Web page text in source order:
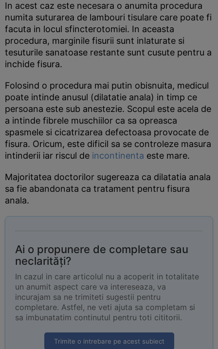
In acest caz este necesara o anumita procedura
numita suturarea de lambouri tisulare care poate fi
facuta in locul sfincterotomiei. In aceasta
procedura, marginile fisurii sunt inlaturate si
tesuturile sanatoase restante sunt cusute pentru a
inchide fisura.
Folosind o procedura mai putin obisnuita, medicul
poate intinde anusul (dilatatie anala) in timp ce
persoana este sub anestezie. Scopul este acela de
a intinde fibrele muschiilor ca sa opreasca
spasmele si cicatrizarea defectoasa provocate de
fisura. Oricum, este dificil sa se controleze masura
intinderii iar riscul de incontinenta este mare.
Majoritatea doctorilor sugereaza ca dilatatia anala
sa fie abandonata ca tratament pentru fisura
anala.
Ai o propunere de completare sau
neclarități?
In cazul in care articolul nu a acoperit in totalitate
un anumit aspect care va intereseaza, va
incurajam sa ne trimiteti sugestii pentru
completare. Astfel, ne veti ajuta sa completam si
sa imbunatatim continutul pentru toti cititorii.
Trimite o intrebare pe acest subiect